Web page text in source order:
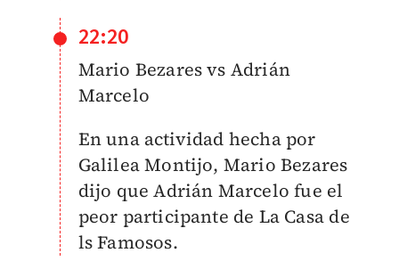
22:20
Mario Bezares vs Adrián
Marcelo
En una actividad hecha por
Galilea Montijo, Mario Bezares
dijo que Adrián Marcelo fue el
peor participante de La Casa de
ls Famosos.